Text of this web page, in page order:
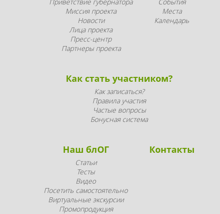
Миссия проекта
Новости
Лица проекта
Пресс-центр
Партнеры проекта
Места
Календарь
Как стать участником?
Как записаться?
Правила участия
Частые вопросы
Бонусная система
Наш блОГ
Статьи
Тесты
Видео
Посетить самостоятельно
Виртуальные экскурсии
Промопродукция
Контакты